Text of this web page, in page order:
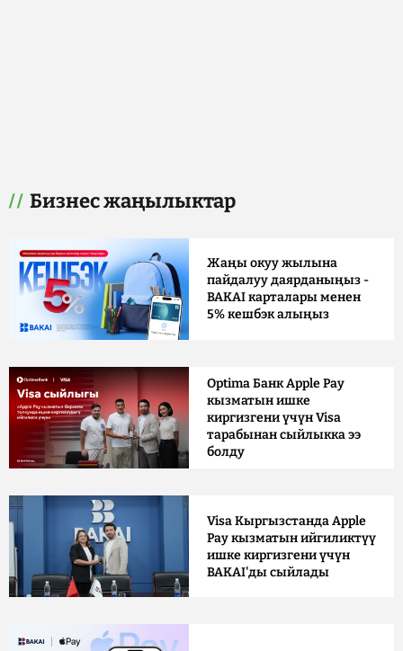
Бизнес жаңылыктар
Жаңы окуу жылына
пайдалуу даярданыңыз -
BAKAI карталары менен
5% кешбэк алыңыз
Optima Банк Apple Pay
кызматын ишке
киргизгени үчүн Visa
тарабынан сыйлыкка ээ
болду
Visa Кыргызстанда Apple
Pay кызматын ийгиликтүү
ишке киргизгени үчүн
BAKAI'ды сыйлады